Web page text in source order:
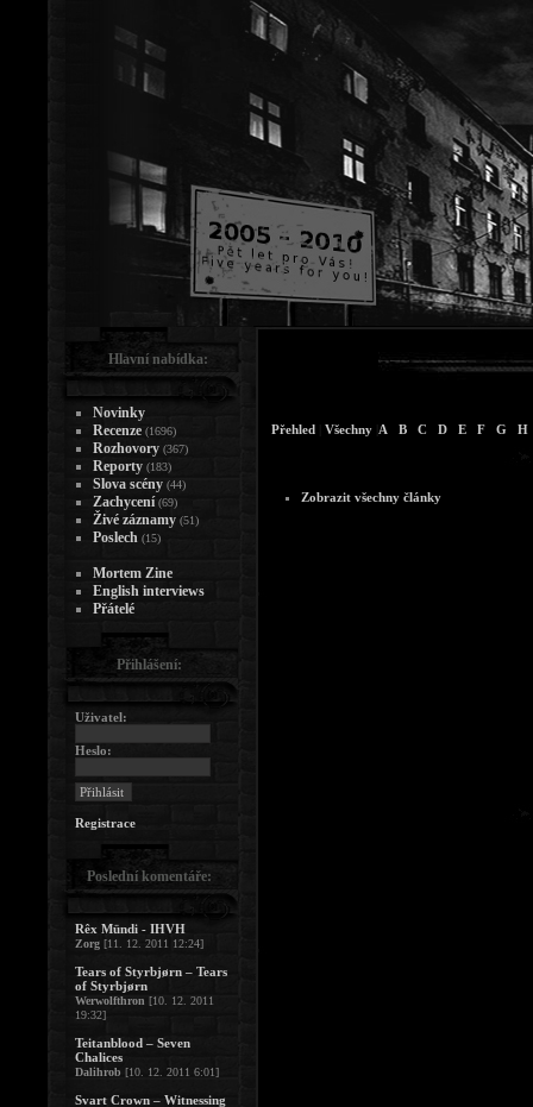
Přehled Všechny A B C D E F G H
Zobrazit všechny články
Hlavní nabídka:
Novinky
Recenze (1696)
Rozhovory (367)
Reporty (183)
Slova scény (44)
Zachycení (69)
Živé záznamy (51)
Poslech (15)
Mortem Zine
English interviews
Přátelé
Přihlášení:
Uživatel:
Heslo:
Registrace
Poslední komentáře:
Rêx Mündi - IHVH
Zorg [11. 12. 2011 12:24]
Tears of Styrbjørn – Tears
of Styrbjørn
Werwolfthron [10. 12. 2011
19:32]
Teitanblood – Seven
Chalices
Dalihrob [10. 12. 2011 6:01]
Svart Crown – Witnessing